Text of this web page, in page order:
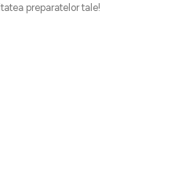
preparatelor tale!